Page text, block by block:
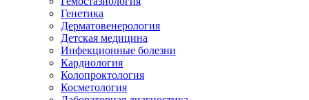
Генетика
Дерматовенерология
Детская медицина
Инфекционные болезни
Кардиология
Колопроктология
Косметология